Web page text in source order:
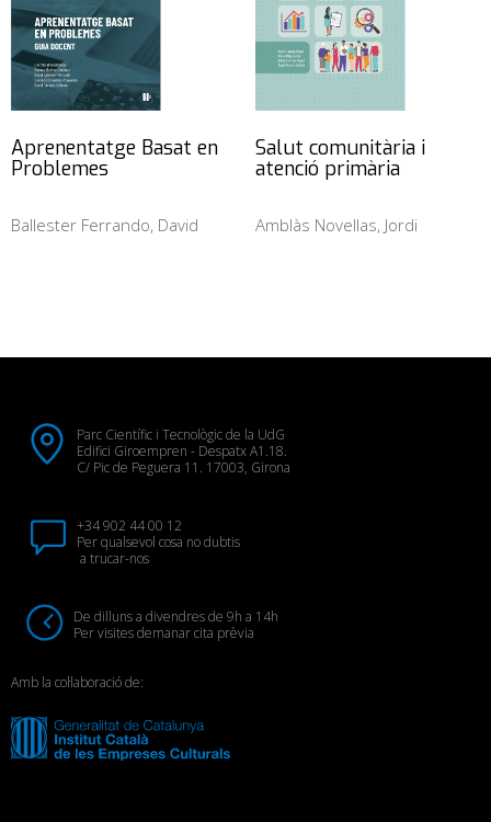
Aprenentatge Basat en
Problemes
Ballester Ferrando, David
Salut comunitària i
atenció primària
Amblàs Novellas, Jordi
Parc Científic i Tecnològic de la UdG
Edifici Giroempren - Despatx A1.18.
C/ Pic de Peguera 11. 17003, Girona
+34 902 44 00 12
Per qualsevol cosa no dubtis
a trucar-nos
De dilluns a divendres de 9h a 14h
Per visites demanar cita prèvia
Amb la col·laboració de: